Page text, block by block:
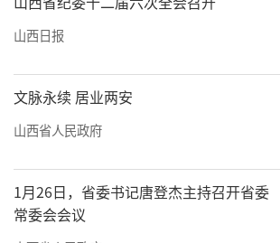
山西日报
文脉永续 居业两安
山西省人民政府
1月26日，省委书记唐登杰主持召开省委
常委会会议